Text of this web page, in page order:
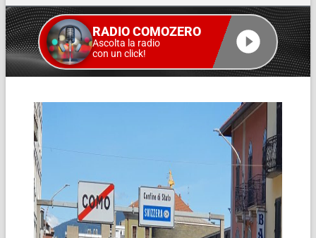
RADIO COMOZERO
Ascolta la radio
con un click!